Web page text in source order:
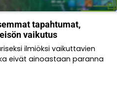
tapahtumat,
vaikutus
ilmiöksi vaikuttavien
eivät ainoastaan paranna